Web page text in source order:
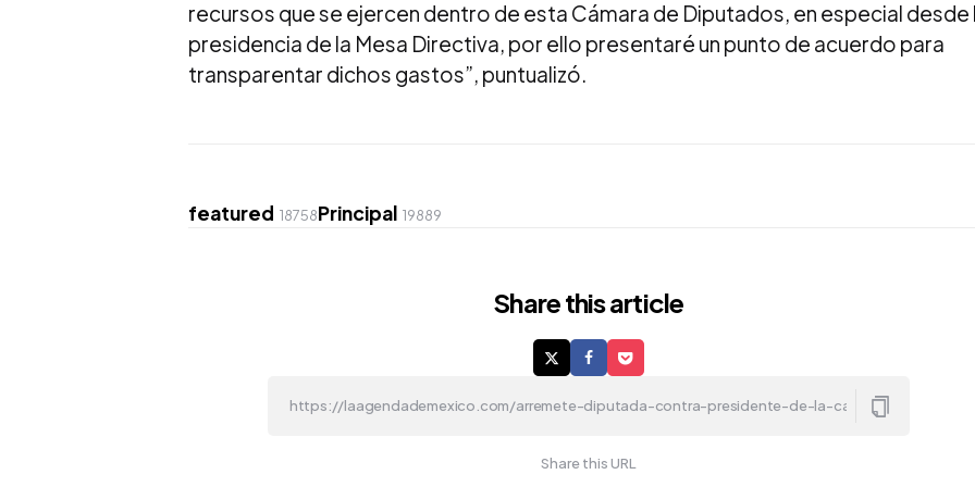
recursos que se ejercen dentro de esta Cámara de Diputados, en especial desde
presidencia de la Mesa Directiva, por ello presentaré un punto de acuerdo para
transparentar dichos gastos”, puntualizó.
featured 18758Principal 19889
Sharethis article
Share this URL